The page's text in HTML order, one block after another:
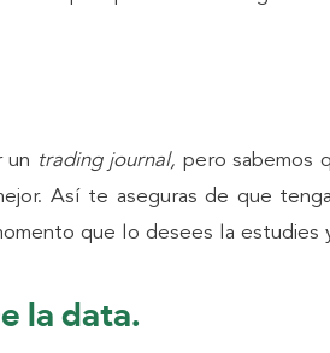
un trading journal, pero sabemos
Así te aseguras de que
que lo desees la estudies
la data.